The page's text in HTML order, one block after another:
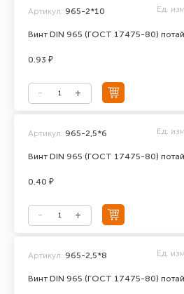
Винт DIN 965 (ГОСТ 17475-80)
Артикул: 965-2*10 Ед.
0.93 ₽
Винт DIN 965 (ГОСТ 17475-80)
Артикул: 965-2,5*6 Ед.
0.40 ₽
Винт DIN 965 (ГОСТ 17475-80)
Артикул: 965-2,5*8 Ед.